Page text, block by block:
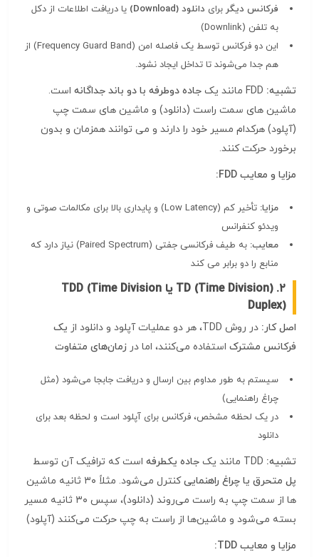
فرکانس دیگر برای دانلود (Download)
یا دریافت اطلاعات از دکل
به تلفن (Downlink)
این دو فرکانس توسط یک فاصله امن (Frequency Guard Band) از
هم جدا می‌شوند تا تداخل ایجاد نشود.
تشبیه: جاده دوطرفه با دو باند جداگانه است.
ماشین‌ های سمت راست (دانلود) و ماشین‌ های سمت چپ
(آپلود) هرکدام مسیر خود را دارند و می‌ توانند همزمان و بدون
برخورد حرکت کنند.
مزایا و معایب FDD:
مزایا:
تأخیر کم (Low Latency) و پایداری بالا برای مکالمات صوتی و
ویدئو کنفرانس
معایب:
به طیف فرکانسی جفتی (Paired Spectrum) نیاز دارد که
منابع را دو برابر می‌ کند
۲. TD (Time Division) یا TDD (Time Division
Duplex)
اصل کار: در روش TDD، هر دو عملیات آپلود و دانلود از
یک
فرکانس مشترک استفاده می‌کنند، اما در زمان‌های متفاوت
سیستم به طور مداوم بین ارسال و دریافت جابجا می‌شود (مثل
چراغ راهنمایی)
در یک لحظه مشخص، فرکانس برای آپلود است و لحظه بعد برای
دانلود
تشبیه: جاده یکطرفه‌ است که ترافیک آن توسط
پل متحرق یا چراغ راهنمایی
کنترل می‌شود. مثلاً ۳۰ ثانیه ماشین‌
ها از سمت چپ به راست می‌روند (دانلود)، سپس ۳۰ ثانیه مسیر
بسته می‌شود و ماشین‌ها از راست به چپ حرکت می‌کنند (آپلود)
مزایا و معایب TDD: